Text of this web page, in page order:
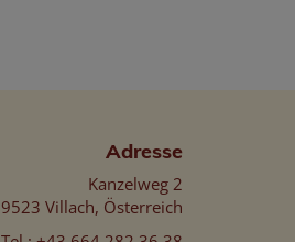
Adresse
Kanzelweg 2
9523 Villach, Österreich